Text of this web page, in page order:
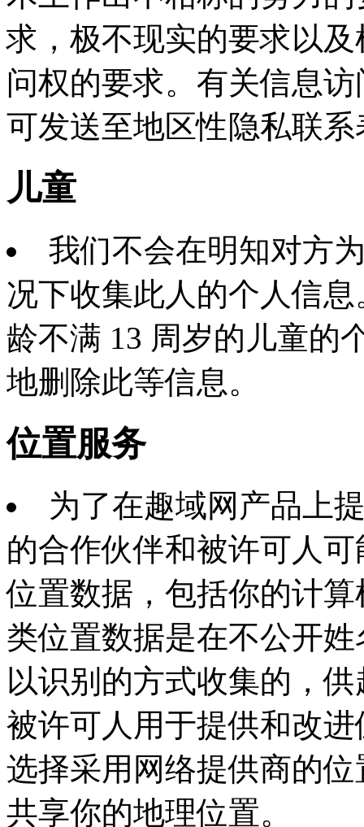
求，极不现实的要求以
问权的要求。有关信息
可发送至地区性隐私联系
儿童
我们不会在明知对方
况下收集此人的个人信
龄不满 13 周岁的儿童的
地删除此等信息。
位置服务
为了在趣域网产品上
的合作伙伴和被许可人
位置数据，包括你的计
类位置数据是在不公开
以识别的方式收集的，
被许可人用于提供和改
选择采用网络提供商的
共享你的地理位置。